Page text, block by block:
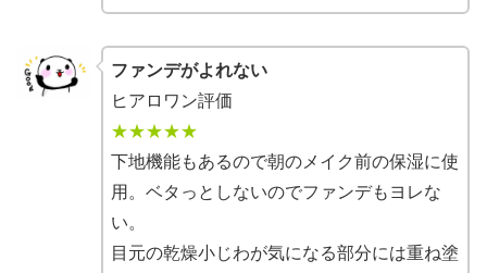
ファンデがよれない
ヒアロワン評価
★★★★★
下地機能もあるので朝のメイク前の保湿に使
用。ベタっとしないのでファンデもヨレな
い。
目元の乾燥小じわが気になる部分には重ね塗